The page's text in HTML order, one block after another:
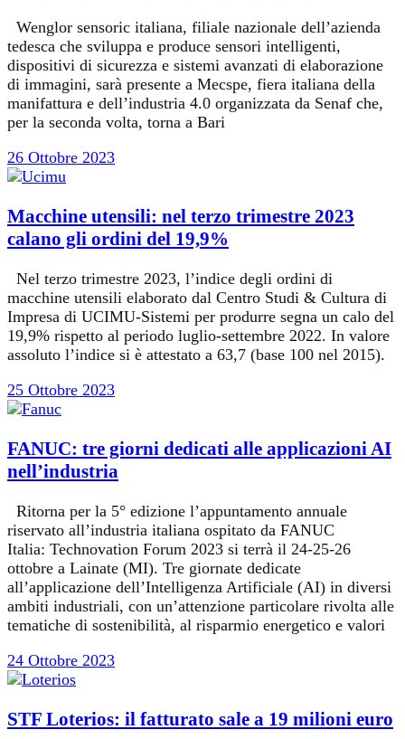
Wenglor sensoric italiana, filiale nazionale dell’azienda
tedesca che sviluppa e produce sensori intelligenti,
dispositivi di sicurezza e sistemi avanzati di elaborazione
di immagini, sarà presente a Mecspe, fiera italiana della
manifattura e dell’industria 4.0 organizzata da Senaf che,
per la seconda volta, torna a Bari
26 Ottobre 2023
Macchine utensili: nel terzo trimestre 2023
calano gli ordini del 19,9%
Nel terzo trimestre 2023, l’indice degli ordini di
macchine utensili elaborato dal Centro Studi & Cultura di
Impresa di UCIMU-Sistemi per produrre segna un calo del
19,9% rispetto al periodo luglio-settembre 2022. In valore
assoluto l’indice si è attestato a 63,7 (base 100 nel 2015).
25 Ottobre 2023
FANUC: tre giorni dedicati alle applicazioni AI
nell’industria
Ritorna per la 5° edizione l’appuntamento annuale
riservato all’industria italiana ospitato da FANUC
Italia: Technovation Forum 2023 si terrà il 24-25-26
ottobre a Lainate (MI). Tre giornate dedicate
all’applicazione dell’Intelligenza Artificiale (AI) in diversi
ambiti industriali, con un’attenzione particolare rivolta alle
tematiche di sostenibilità, al risparmio energetico e valori
24 Ottobre 2023
STF Loterios: il fatturato sale a 19 milioni euro